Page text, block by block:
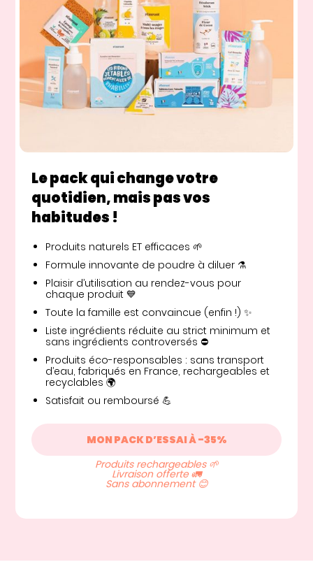
Le pack qui change votre
quotidien, mais pas vos
habitudes !
Produits naturels ET efficaces 🌱
Formule innovante de poudre à diluer ⚗️
Plaisir d’utilisation au rendez-vous pour
chaque produit 💙
Toute la famille est convaincue (enfin !) ✨
Liste ingrédients réduite au strict minimum et
sans ingrédients controversés ⛔️
Produits éco-responsables : sans transport
d’eau, fabriqués en France, rechargeables et
recyclables 🌍
Satisfait ou remboursé 💪
MON PACK D’ESSAI À -35%
Produits rechargeables 🌱
Livraison offerte 🚛
Sans abonnement 😊